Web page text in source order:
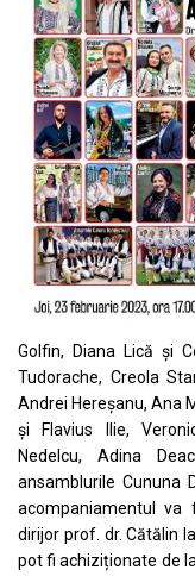
Golfin, Diana Lică și
Tudorache, Creola
Andrei Hereșanu, Ana
și Flavius Ilie,
Nedelcu, Adina
ansamblurile Cununa
acompaniamentul va
dirijor prof. dr. Cătălin
pot fi achiziționate de